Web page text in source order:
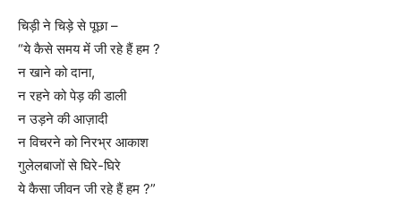
चिड़ी ने चिड़े से पूछा –
“ये कैसे समय में जी रहे हैं हम ?
न खाने को दाना,
न रहने को पेड़ की डाली
न उड़ने की आज़ादी
न विचरने को निरभ्र आकाश
गुलेलबाजों से घिरे-घिरे
ये कैसा जीवन जी रहे हैं हम ?”